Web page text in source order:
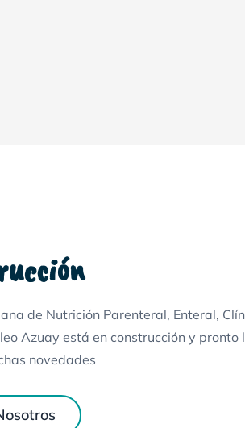
de Nutrición Parenteral, Enteral,
Azuay está en construcción y pronto
novedades